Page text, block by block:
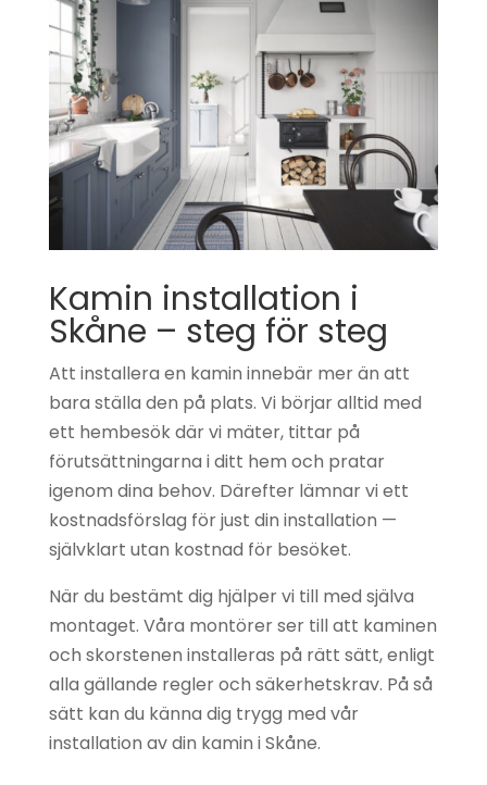
Tulikivi
Westbo
Wiking
Kamin installation i
Skåne – steg för steg
Att installera en kamin innebär mer än att
bara ställa den på plats. Vi börjar alltid med
ett hembesök där vi mäter, tittar på
förutsättningarna i ditt hem och pratar
igenom dina behov. Därefter lämnar vi ett
kostnadsförslag för just din installation —
självklart utan kostnad för besöket.
När du bestämt dig hjälper vi till med själva
montaget. Våra montörer ser till att kaminen
och skorstenen installeras på rätt sätt, enligt
alla gällande regler och säkerhetskrav. På så
sätt kan du känna dig trygg med vår
installation av din kamin i Skåne.